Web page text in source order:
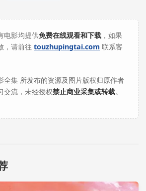
电影均提供免费在线观看和下载 ，如果
，请前往 touzhupingtai.com 联系客
全集 所发布的资源及图片版权归原作者
交流，未经授权禁止商业采集或转载。